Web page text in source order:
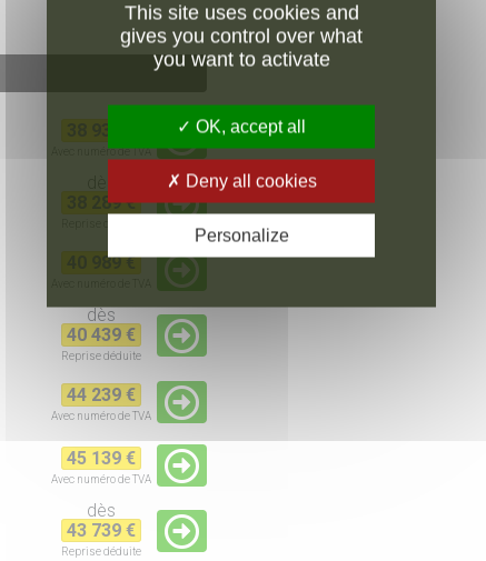
Avec numéro de TVA
38 289 €
40 989 €
dès
40 439 €
Reprisedéduite
44 239 €
Avec numéro de TVA
45 139 €
Avec numéro de TVA
dès
43 739 €
Reprisedéduite
This site uses cookies and
gives you control over what
you want to activate
OK, accept all
Deny all cookies
Personalize